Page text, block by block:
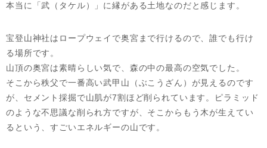
本当に「武（タケル）」に縁がある土地なのだと感じます。
宝登山神社はロープウェイで奥宮まで行けるので、誰でも行け
る場所です。
山頂の奥宮は素晴らしい気で、森の中の最高の空気でした。
そこから秩父で一番高い武甲山（ぶこうざん）が見えるのです
が、セメント採掘で山肌が7割ほど削られています。ピラミッド
のような不思議な削られ方ですが、そこからもう木が生えてい
るという、すごいエネルギーの山です。